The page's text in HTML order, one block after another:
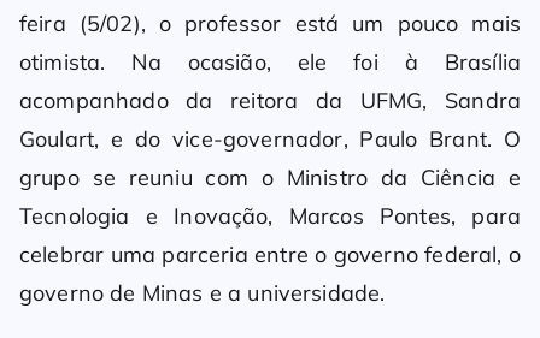
feira (5/02), o professor está um pouco mais
otimista. Na ocasião, ele foi à Brasília
acompanhado da reitora da UFMG, Sandra
Goulart, e do vice-governador, Paulo Brant. O
grupo se reuniu com o Ministro da Ciência e
Tecnologia e Inovação, Marcos Pontes, para
celebrar uma parceria entre o governo federal, o
governo de Minas e a universidade.